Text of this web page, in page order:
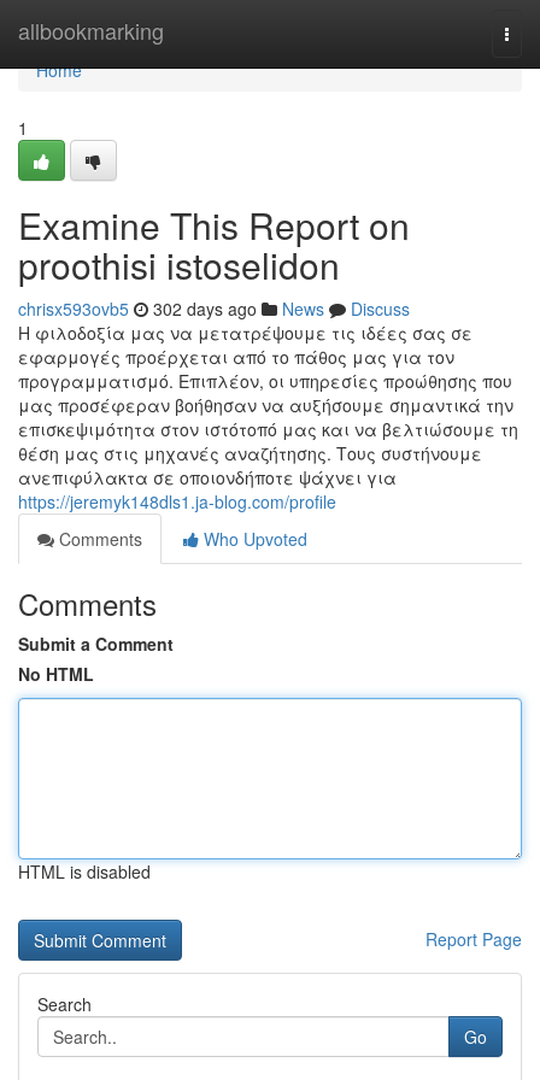
allbookmarking
Home
Home
1
Examine This Report on
proothisi istoselidon
chrisx593ovb5 302 days ago News
Discuss
Η φιλοδοξία μας να μετατρέψουμε τις ιδέες σας σε
εφαρμογές προέρχεται από το πάθος μας για τον
προγραμματισμό. Επιπλέον, οι υπηρεσίες προώθησης που
μας προσέφεραν βοήθησαν να αυξήσουμε σημαντικά την
επισκεψιμότητα στον ιστότοπό μας και να βελτιώσουμε τη
θέση μας στις μηχανές αναζήτησης. Τους συστήνουμε
ανεπιφύλακτα σε οποιονδήποτε ψάχνει για
https://jeremyk148dls1.ja-blog.com/profile
Comments
Who Upvoted
Comments
Submit a Comment
No HTML
HTML is disabled
Report Page
Search
Go